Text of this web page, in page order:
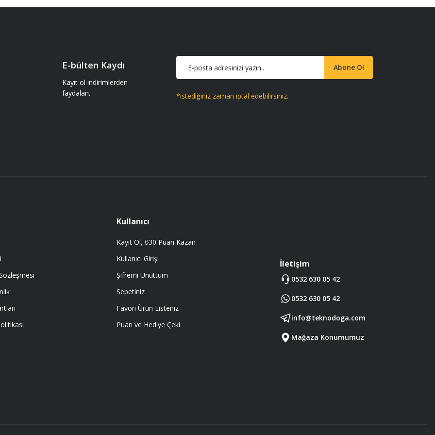
Soru Sor
geliyor gönül rahatlığıyla
E-bülten Kaydı
Kayıt ol indirimlerden
faydalan.
Abone Ol
*istediğiniz zaman iptal edebilirsiniz.
Kullanıcı
Kayıt Ol, ₺30 Puan Kazan
Kullanıcı Girişi
Şifremi Unuttum
Sepetiniz
Favori Ürün Listeniz
Puan ve Hediye Çeki
İletişim
0532 630 05 42
0532 630 05 42
info@teknodoga.com
Mağaza Konumumuz